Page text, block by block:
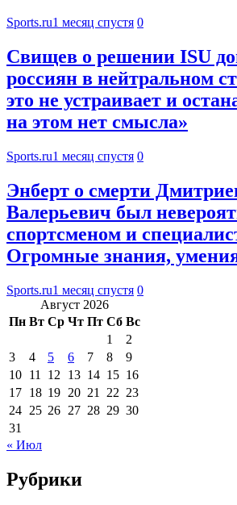
Sports.ru1 месяц спустя 0
Свищев о решении ISU
россиян в нейтральном
это не устраивает и
на этом нет смысла»
Sports.ru1 месяц спустя 0
Энберт о смерти
Валерьевич был
спортсменом и
Огромные знания,
Sports.ru1 месяц спустя 0
Август 2026
Пн Вт Ср Чт Пт Сб Вс
1
2
3
4 5 6 7 8
9
10 11 12 13 14 15 16
17 18 19 20 21 22 23
24 25 26 27 28 29 30
31
« Июл
Рубрики